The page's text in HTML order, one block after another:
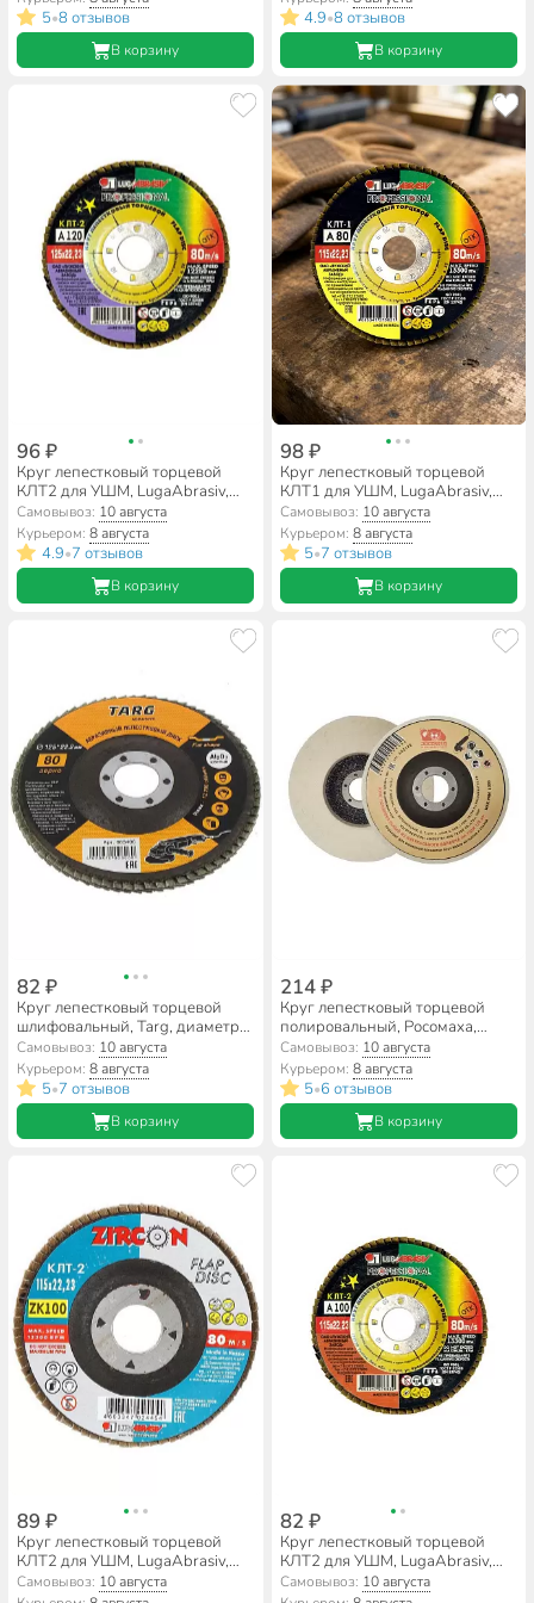
A220, шлифовальный
5•8 отзывов
В корзину
A100, шлифовальный
4.9•8 отзывов
В корзину
96 ₽
Круг лепестковый торцевой
КЛТ2 для УШМ, LugaAbrasiv,
диаметр 125 мм, посадочный
диаметр 22 мм, зернистость
A120, шлифовальный
Самовывоз: 10 августа
Курьером:8 августа
4.9•7 отзывов
В корзину
98 ₽
Круг лепестковый торцевой
КЛТ1 для УШМ, LugaAbrasiv,
диаметр 115 мм, посадочный
диаметр 22 мм, зернистость
A80, шлифовальный
Самовывоз: 10 августа
Курьером: 8 августа
5•7 отзывов
В корзину
82 ₽
Круг лепестковый торцевой
шлифовальный, Targ, диаметр
125 мм, посадочный диаметр
22.2 мм, зернистость P80,
663406
Самовывоз: 10 августа
Курьером:8 августа
5•7 отзывов
В корзину
214 ₽
Круг лепестковый торцевой
полировальный, Росомаха,
натуральный войлок, диаметр
125 мм, 462125
Самовывоз: 10 августа
Курьером: 8 августа
5•6 отзывов
В корзину
89 ₽
Круг лепестковый торцевой
КЛТ2 для УШМ, LugaAbrasiv,
диаметр 115 мм, посадочный
Самовывоз: 10 августа
82 ₽
Круг лепестковый торцевой
КЛТ2 для УШМ, LugaAbrasiv,
диаметр 115 мм, посадочный
Самовывоз: 10 августа